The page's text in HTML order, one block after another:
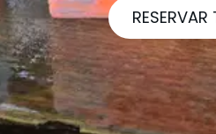
RESERVAR